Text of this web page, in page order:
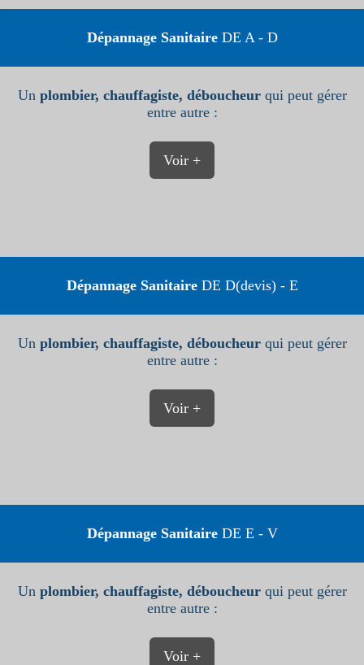
Dépannage SanitaireDE A - D
Un plombier, chauffagiste, déboucheurqui peut gérer
entre autre :
Voir +
Dépannage SanitaireDE D(devis) - E
Un plombier, chauffagiste, déboucheurqui peut gérer
entre autre :
Voir +
Dépannage SanitaireDE E - V
Un plombier, chauffagiste, déboucheurqui peut gérer
entre autre :
Voir +